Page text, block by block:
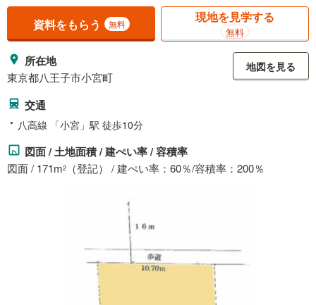
資料をもらう 無料 現地を見学する
無料
所在地
東京都八王子市小宮町
地図を見る
交通
八高線 「小宮」駅 徒歩10分
図面 / 土地面積 / 建ぺい率 / 容積率
図面 / 171m2 （登記） / 建ぺい率：60％/容積率：200％